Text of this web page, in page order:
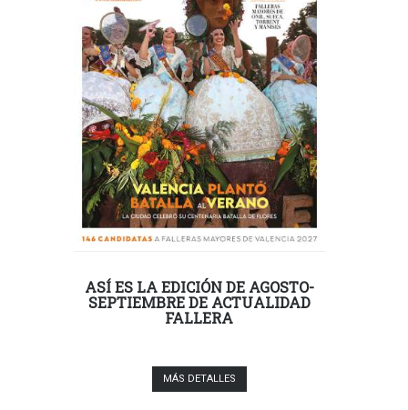
ASÍ ES LA EDICIÓN DE AGOSTO-
SEPTIEMBRE DE ACTUALIDAD
FALLERA
MÁS DETALLES